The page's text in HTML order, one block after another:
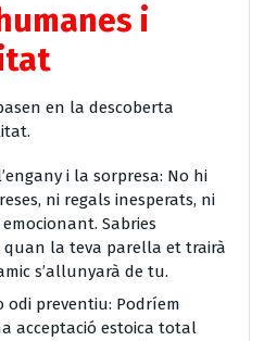
i
en la descoberta
i la sorpresa: No hi
ni regals inesperats, ni
Sabries
quan la teva parella et trairà
s’allunyarà de tu.
odi preventiu: Podríem
acceptació estoica total